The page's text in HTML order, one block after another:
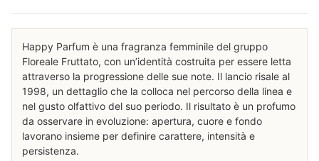
Happy Parfum è una fragranza femminile del gruppo
Floreale Fruttato, con un’identità costruita per essere letta
attraverso la progressione delle sue note. Il lancio risale al
1998, un dettaglio che la colloca nel percorso della linea e
nel gusto olfattivo del suo periodo. Il risultato è un profumo
da osservare in evoluzione: apertura, cuore e fondo
lavorano insieme per definire carattere, intensità e
persistenza.